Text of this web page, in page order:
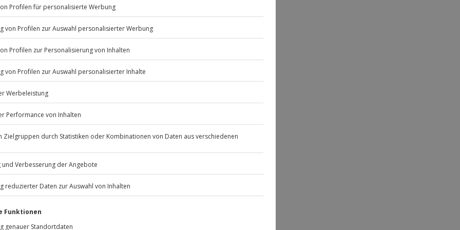
der Unterlagen per E-Mail mit
Treffpunkten
Listenansicht
Jochen SchweizerGmbH
Mühldorfstraße 8
81671 München
außer an bundesweiten